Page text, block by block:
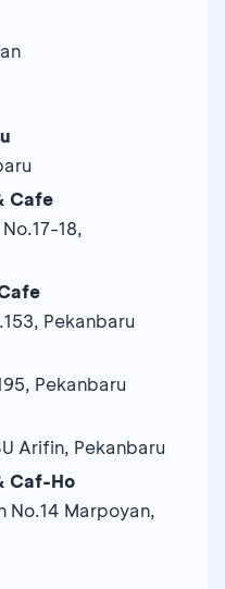
Cafe
18,
Pekanbaru
Pekanbaru
Arifin, Pekanbaru
Caf-Ho
No.14 Marpoyan,